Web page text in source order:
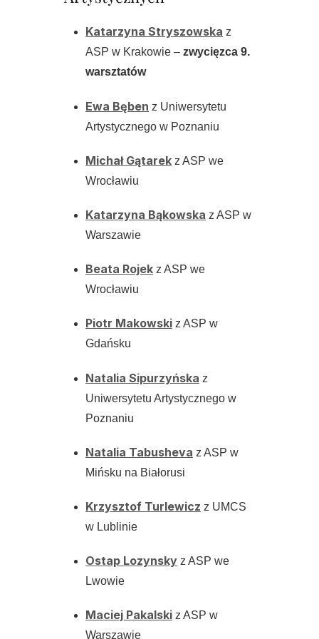
Katarzyna Stryszowska z
ASP w Krakowie – zwycięzca 9.
warsztatów
Ewa Bęben z Uniwersytetu
Artystycznego w Poznaniu
Michał Gątarek z ASP we
Wrocławiu
Katarzyna Bąkowska z ASP w
Warszawie
Beata Rojek z ASP we
Wrocławiu
Piotr Makowski z ASP w
Gdańsku
Natalia Sipurzyńska z
Uniwersytetu Artystycznego w
Poznaniu
Natalia Tabusheva z ASP w
Mińsku na Białorusi
Krzysztof Turlewicz z UMCS
w Lublinie
Ostap Lozynsky z ASP we
Lwowie
Maciej Pakalski z ASP w
Warszawie